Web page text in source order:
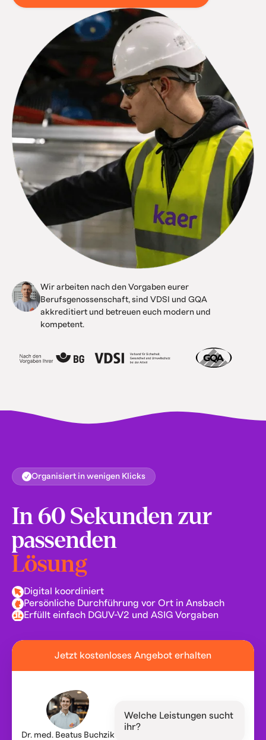
Wir arbeiten nach den Vorgaben eurer
Berufsgenossenschaft, sind VDSI und GQA
akkreditiert und betreuen euch modern und
kompetent.
Organisiert in wenigen Klicks
In 60 Sekunden zur
passenden
Lösung
Digital koordiniert
Persönliche Durchführung vor Ort in Ansbach
Erfüllt einfach DGUV-V2 und ASIG Vorgaben
Jetzt kostenloses Angebot erhalten
Dr. med. Beatus Buchzik
Welche Leistungen sucht
ihr?